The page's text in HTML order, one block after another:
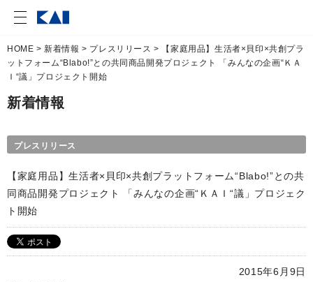
HOME >新着情報 > プレスリリース > 【家庭用品】生活者×貝印×共創プラ
ットフォーム“Blabo!”との共同商品開発プロジェクト 「みんなの企画“ＫＡ
Ｉ“議」プロジェクト開始
新着情報
プレスリリース
【家庭用品】生活者×貝印×共創プラットフォーム“Blabo!”との共
同商品開発プロジェクト 「みんなの企画“ＫＡＩ“議」プロジェク
ト開始
2015年6月9日